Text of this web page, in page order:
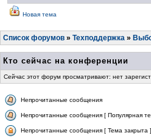
Новая тема
Список форумов » Техподдержка »
Кто сейчас на конференции
Сейчас этот форум просматривают: нет
Непрочитанные сообщения
Непрочитанные сообщения [ Популярная
Непрочитанные сообщения [ Тема закрыта ]